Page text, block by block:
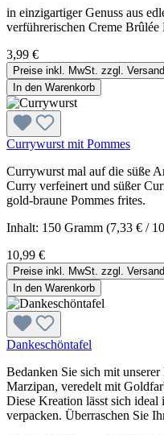
in einzigartiger Genuss aus
verführerischen Creme Brûlée
3,99 €
Preise inkl. MwSt. zzgl.
In den Warenkorb
Currywurst mit Pommes
Currywurst mal auf die süße
Curry verfeinert und süßer
gold-braune Pommes frites.
Inhalt: 150 Gramm (7,33 € /
10,99 €
Preise inkl. MwSt. zzgl.
In den Warenkorb
Dankeschöntafel
Bedanken Sie sich mit
Marzipan, veredelt mit
Diese Kreation lässt sich
verpacken. Überraschen Sie